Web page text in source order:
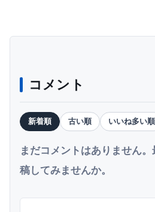
コメント
新着順 古い順 いいね多い順
まだコメントはありません
稿してみませんか。